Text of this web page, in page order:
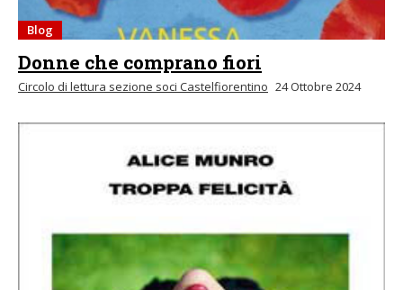
Blog
Donne che comprano fiori
Circolo di lettura sezione soci Castelfiorentino 24 Ottobre 2024